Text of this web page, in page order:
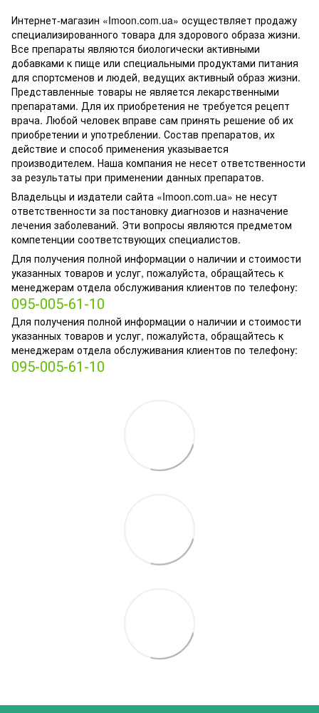
Интернет-магазин «Imoon.com.ua» осуществляет продажу
специализированного товара для здорового образа жизни.
Все препараты являются биологически активными
добавками к пище или специальными продуктами питания
для спортсменов и людей, ведущих активный образ жизни.
Представленные товары не является лекарственными
препаратами. Для их приобретения не требуется рецепт
врача. Любой человек вправе сам принять решение об их
приобретении и употреблении. Состав препаратов, их
действие и способ применения указывается
производителем. Наша компания не несет ответственности
за результаты при применении данных препаратов.
Владельцы и издатели сайта «Imoon.com.ua» не несут
ответственности за постановку диагнозов и назначение
лечения заболеваний. Эти вопросы являются предметом
компетенции соответствующих специалистов.
Для получения полной информации о наличии и стоимости
указанных товаров и услуг, пожалуйста, обращайтесь к
менеджерам отдела обслуживания клиентов по телефону:
095-005-61-10
Для получения полной информации о наличии и стоимости
указанных товаров и услуг, пожалуйста, обращайтесь к
менеджерам отдела обслуживания клиентов по телефону:
095-005-61-10